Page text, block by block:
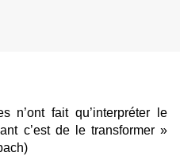
n’ont fait qu’interpréter le
c’est de le transformer »